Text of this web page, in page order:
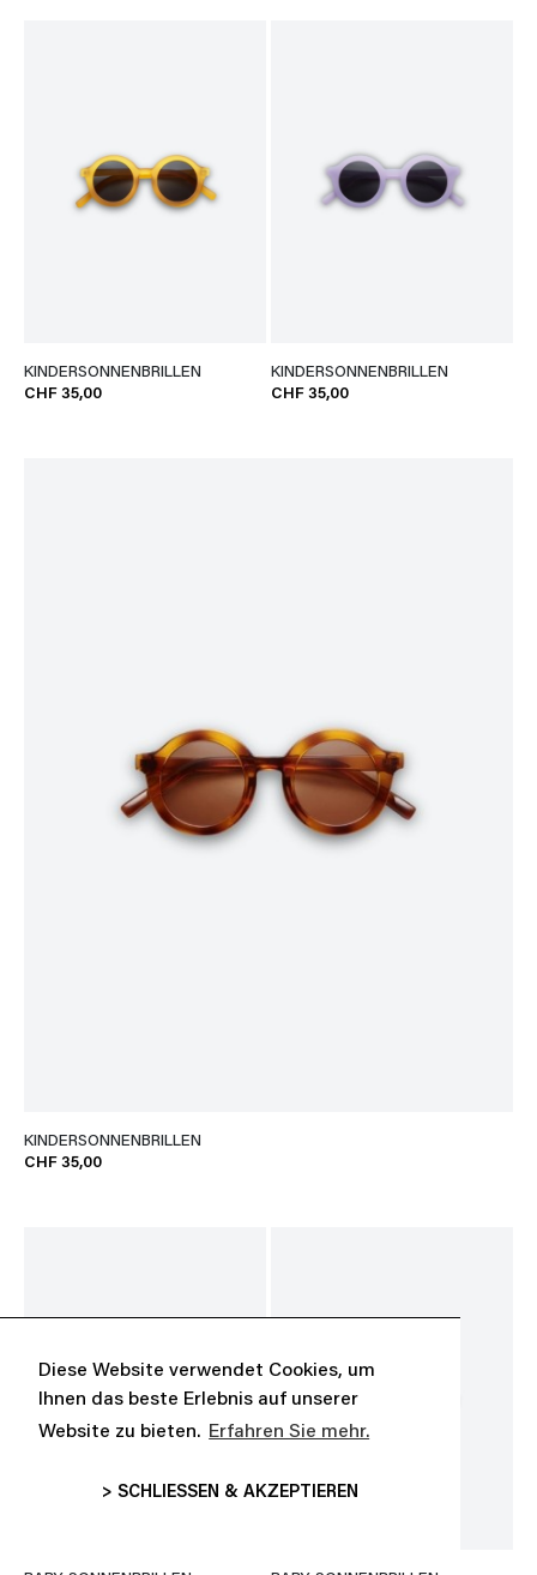
Diese Website verwendet Cookies, um
Ihnen das beste Erlebnis auf unserer
Website zu bieten. Erfahren Sie mehr.
> SCHLIESSEN & AKZEPTIEREN
KINDERSONNENBRILLEN
CHF 35,00
KINDERSONNENBRILLEN
CHF 35,00
KINDERSONNENBRILLEN
CHF 35,00